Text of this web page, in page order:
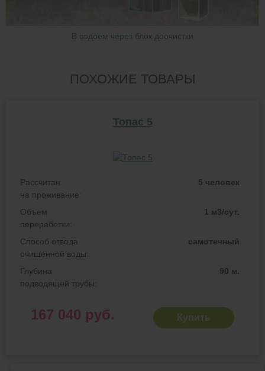
В водоем через блок доочистки
ПОХОЖИЕ ТОВАРЫ
Топас 5
Рассчитан
на проживание:
5 человек
Объем
переработки:
1 м3/сут.
Способ отвода
очищенной воды:
самотечный
Глубина
подводящей трубы:
90 м.
167 040 руб. Купить